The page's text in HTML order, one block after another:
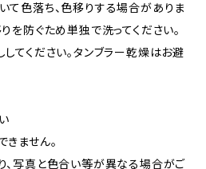
て色落ち、色移りする場合がありま
を防ぐため単独で洗ってください。
てください。タンブラー乾燥はお避
ません。
、写真と色合い等が異なる場合がご